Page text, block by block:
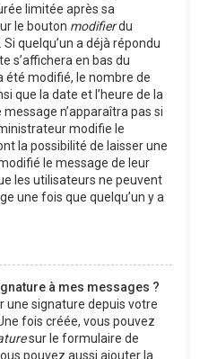
limitée après sa
le bouton modifierdu
quelqu’un a déjà répondu
s’affichera en bas du
été modifié, le nombre de
que la date et l’heure de la
n’apparaîtra pas si
modifie le
la possibilité de laisser une
le message de leur
les utilisateurs ne peuvent
une fois que quelqu’un y a
à mes messages ?
une signature depuis votre
fois créée, vous pouvez
sur le formulaire de
pouvez aussi ajouter la